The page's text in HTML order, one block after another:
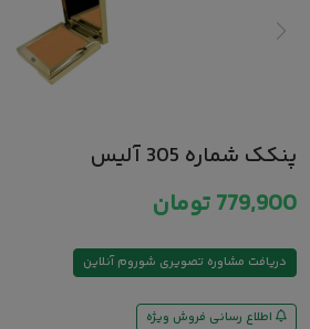
پنکک شماره 305 آلیس
779,900تومان
دریافت مشاوره تصویری شوروم آنلاین
اطلاع رسانی فروش ویژه